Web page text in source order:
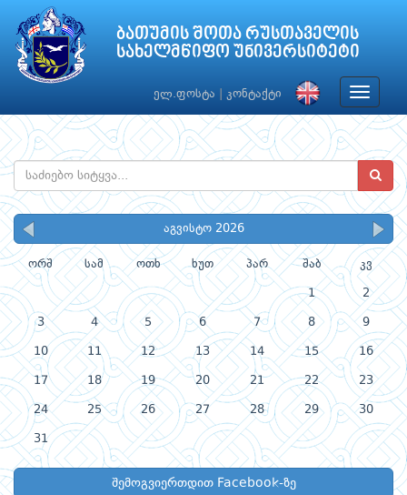
ბათუმის შოთა რუსთაველის
სახელმწიფო უნივერსიტეტი
ელ.ფოსტა კონტაქტი
Toggle
აგვისტო 2026
ორშ სამ ოთხ ხუთ პარ შაბ კვ
1 2
3 4 5 6 7 8 9
10 11 12 13 14 15 16
17 18 19 20 21 22 23
24 25 26 27 28 29 30
31
შემოგვიერთდით Facebook-ზე